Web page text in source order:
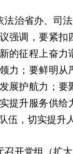
法治省办、司
强调，要紧扣
的征程上奋力
力；要鲜明从
展护航力；要
提升服务供给
伍，切实提升
召开党组（扩